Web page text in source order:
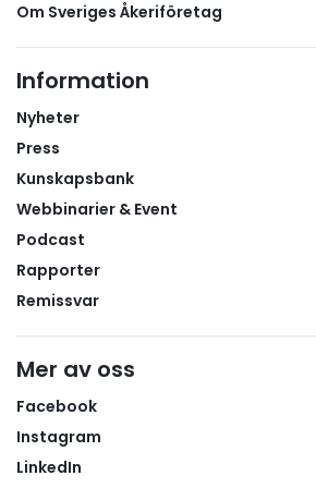
Om Sveriges Åkeriföretag
Information
Nyheter
Press
Kunskapsbank
Webbinarier & Event
Podcast
Rapporter
Remissvar
Mer av oss
Facebook
Instagram
LinkedIn